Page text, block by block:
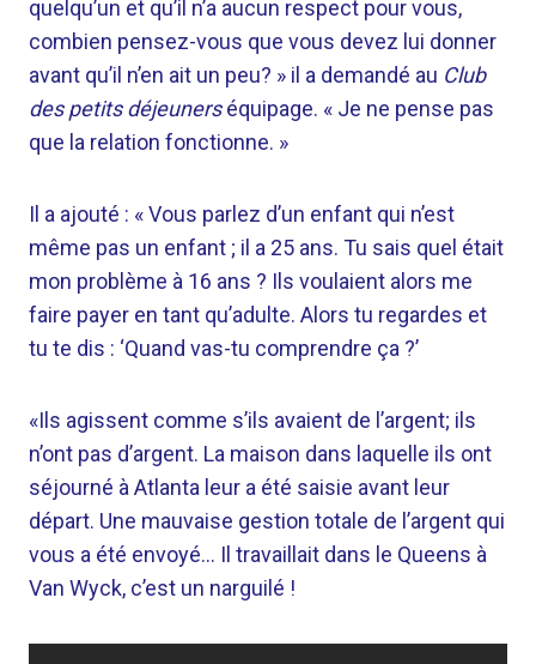
quelqu’un et qu’il n’a aucun respect pour vous,
combien pensez-vous que vous devez lui donner
avant qu’il n’en ait un peu? » il a demandé au Club
des petits déjeunerséquipage. « Je ne pense pas
que la relation fonctionne. »
Il a ajouté : « Vous parlez d’un enfant qui n’est
même pas un enfant ; il a 25 ans. Tu sais quel était
mon problème à 16 ans ? Ils voulaient alors me
faire payer en tant qu’adulte. Alors tu regardes et
tu te dis : ‘Quand vas-tu comprendre ça ?’
«Ils agissent comme s’ils avaient de l’argent; ils
n’ont pas d’argent. La maison dans laquelle ils ont
séjourné à Atlanta leur a été saisie avant leur
départ. Une mauvaise gestion totale de l’argent qui
vous a été envoyé… Il travaillait dans le Queens à
Van Wyck, c’est un narguilé !